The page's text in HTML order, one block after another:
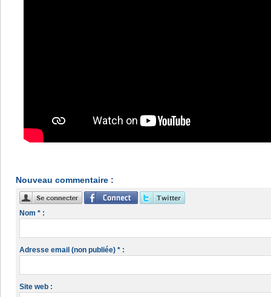
Nouveau commentaire :
Nom * :
Adresse email (non publiée) * :
Site web :